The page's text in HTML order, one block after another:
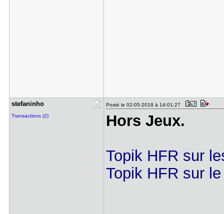
stefaninho
Transactions (2)
Posté le 02-05-2018 à 14:01:27
Hors Jeux.
Topik HFR sur
Topik HFR sur